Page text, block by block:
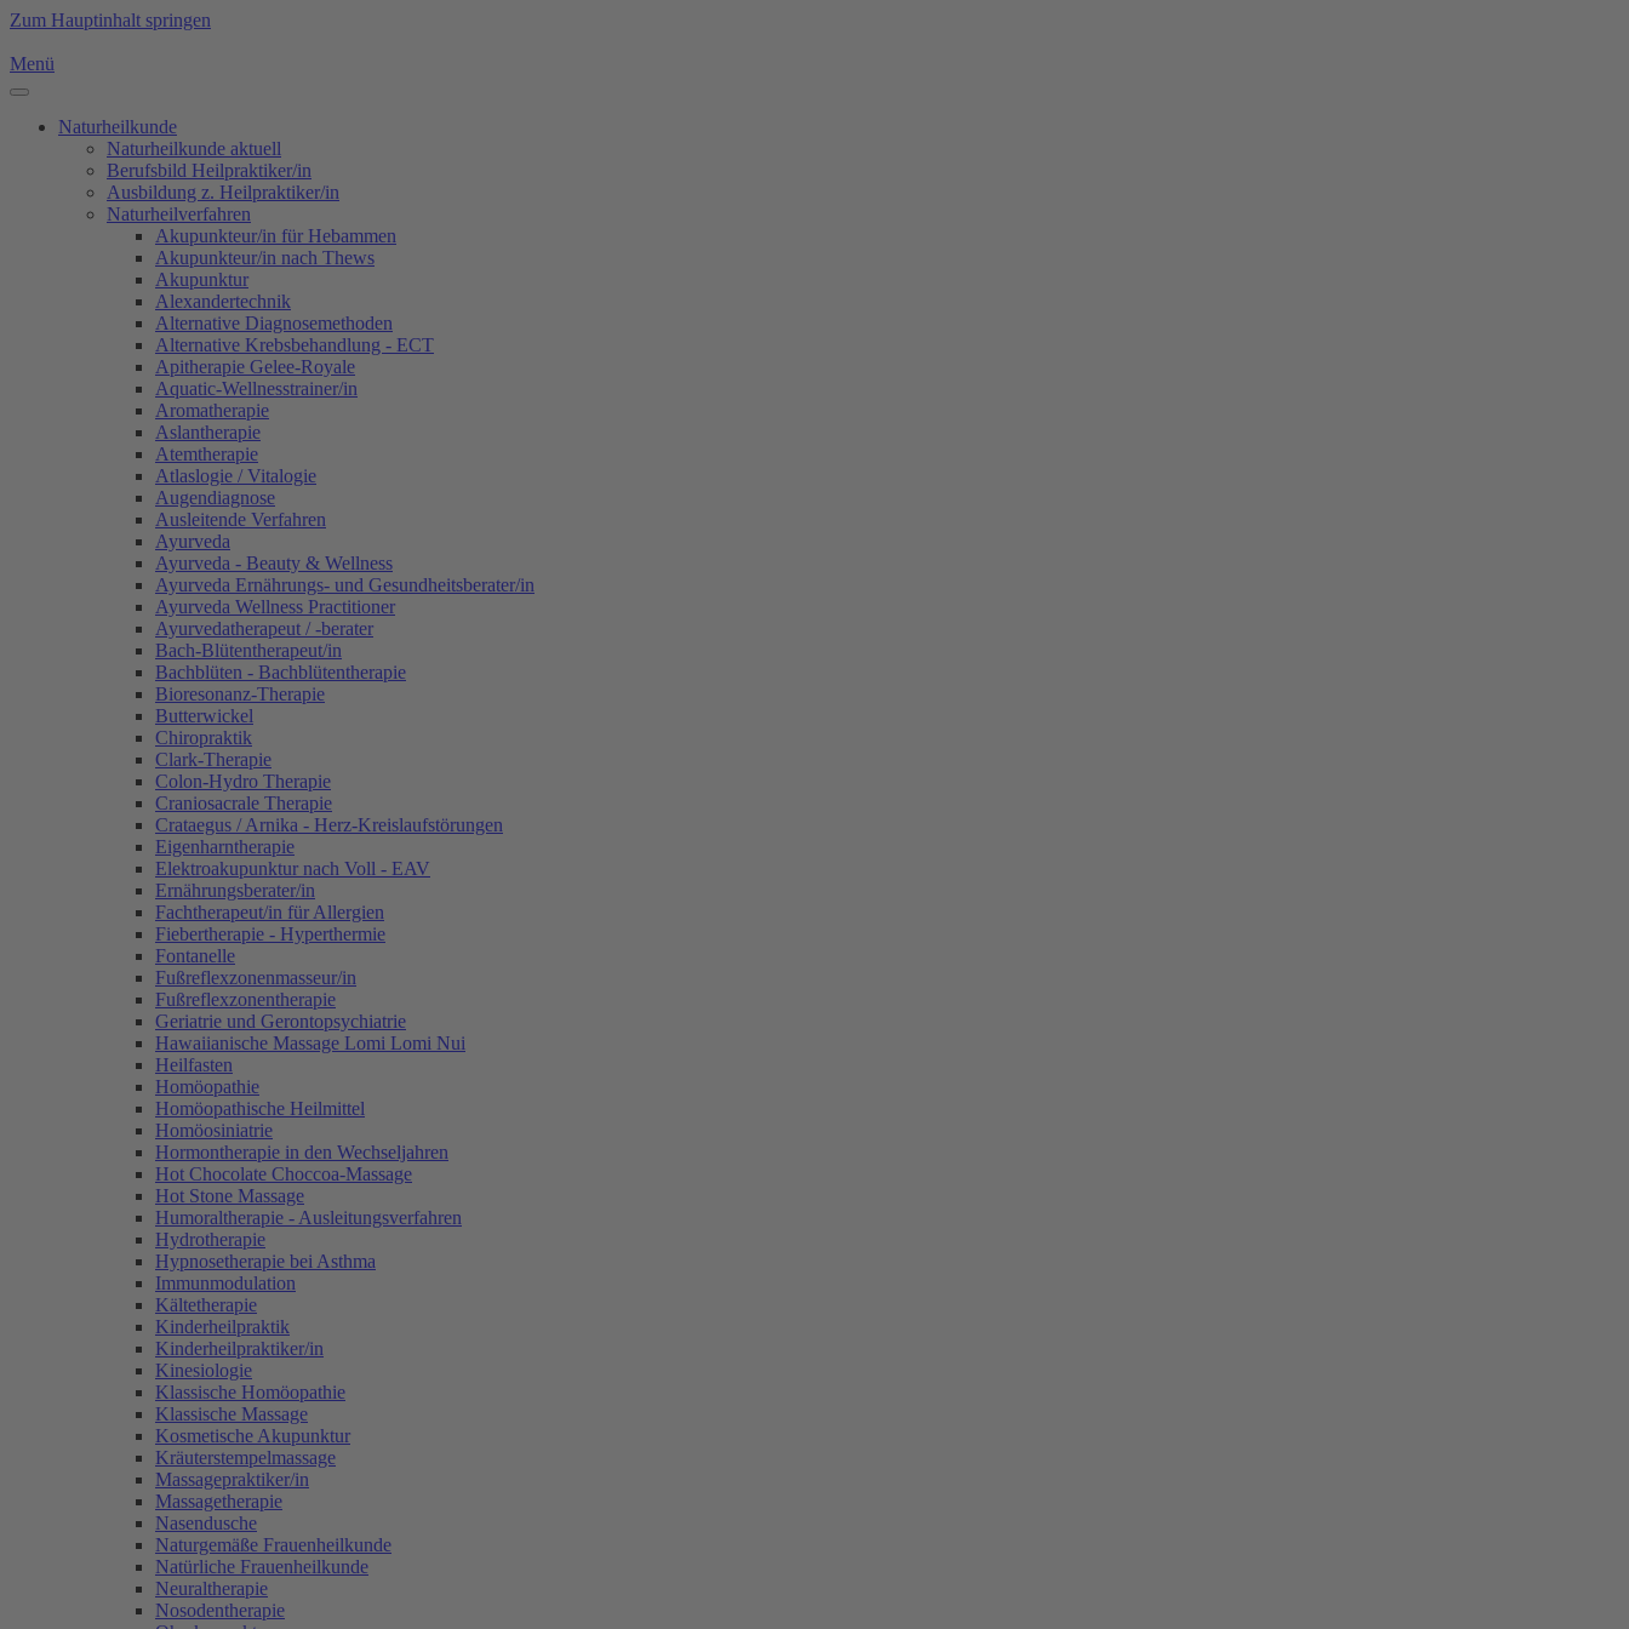
Zum Hauptinhalt springen
Menü
Naturheilkunde
Naturheilkunde aktuell
Berufsbild Heilpraktiker/in
Ausbildung z. Heilpraktiker/in
Naturheilverfahren
Akupunkteur/in für Hebammen
Akupunkteur/in nach Thews
Akupunktur
Alexandertechnik
Alternative Diagnosemethoden
Alternative Krebsbehandlung - ECT
Apitherapie Gelee-Royale
Aquatic-Wellnesstrainer/in
Aromatherapie
Aslantherapie
Atemtherapie
Atlaslogie / Vitalogie
Augendiagnose
Ausleitende Verfahren
Ayurveda
Ayurveda - Beauty & Wellness
Ayurveda Ernährungs- und Gesundheitsberater/in
Ayurveda Wellness Practitioner
Ayurvedatherapeut / -berater
Bach-Blütentherapeut/in
Bachblüten - Bachblütentherapie
Bioresonanz-Therapie
Butterwickel
Chiropraktik
Clark-Therapie
Colon-Hydro Therapie
Craniosacrale Therapie
Crataegus / Arnika - Herz-Kreislaufstörungen
Eigenharntherapie
Elektroakupunktur nach Voll - EAV
Ernährungsberater/in
Fachtherapeut/in für Allergien
Fiebertherapie - Hyperthermie
Fontanelle
Fußreflexzonenmasseur/in
Fußreflexzonentherapie
Geriatrie und Gerontopsychiatrie
Hawaiianische Massage Lomi Lomi Nui
Heilfasten
Homöopathie
Homöopathische Heilmittel
Homöosiniatrie
Hormontherapie in den Wechseljahren
Hot Chocolate Choccoa-Massage
Hot Stone Massage
Humoraltherapie - Ausleitungsverfahren
Hydrotherapie
Hypnosetherapie bei Asthma
Immunmodulation
Kältetherapie
Kinderheilpraktik
Kinderheilpraktiker/in
Kinesiologie
Klassische Homöopathie
Klassische Massage
Kosmetische Akupunktur
Kräuterstempelmassage
Massagepraktiker/in
Massagetherapie
Nasendusche
Naturgemäße Frauenheilkunde
Natürliche Frauenheilkunde
Neuraltherapie
Nosodentherapie